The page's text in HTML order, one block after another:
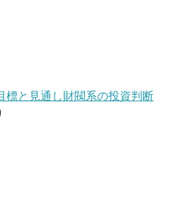
標と見通し財閥系の投資判断